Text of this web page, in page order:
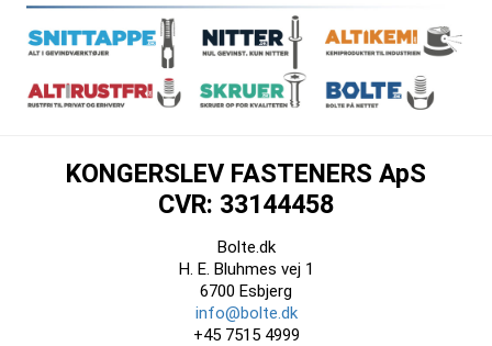
KONGERSLEV FASTENERS ApS
CVR: 33144458
Bolte.dk
H. E. Bluhmes vej 1
6700 Esbjerg
info@bolte.dk
+45 7515 4999